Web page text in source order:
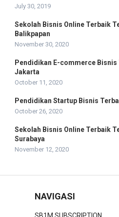
July 30, 2019
Sekolah Bisnis Online Terbaik
Balikpapan
November 30, 2020
Pendidikan E-commerce Bisnis
Jakarta
October 11, 2020
Pendidikan Startup Bisnis
October 26, 2020
Sekolah Bisnis Online Terbaik
Surabaya
November 12, 2020
NAVIGASI